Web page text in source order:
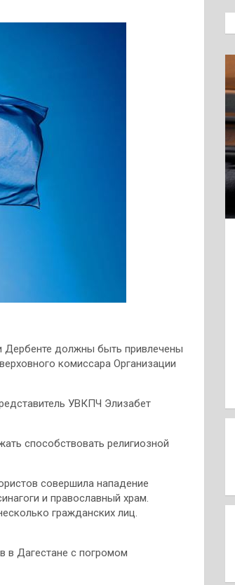
Дербенте должны быть привлечены
комиссара Организации
УВКПЧ Элизабет
способствовать религиозной
совершила нападение
и православный храм.
гражданских лиц.
в Дагестане с погромом